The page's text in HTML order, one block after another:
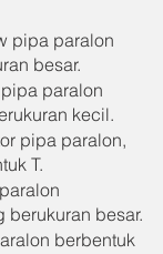
pipa paralon
besar.
paralon
kecil.
pipa paralon,
T.
berukuran besar.
berbentuk